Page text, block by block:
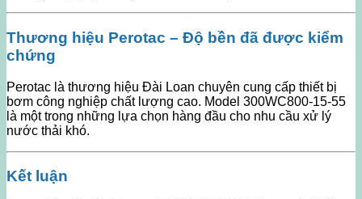
Thương hiệu Perotac – Độ bền đã được kiểm
chứng
Perotac là thương hiệu Đài Loan chuyên cung cấp thiết bị
bơm công nghiệp chất lượng cao. Model 300WC800-15-55
là một trong những lựa chọn hàng đầu cho nhu cầu xử lý
nước thải khó.
Kết luận